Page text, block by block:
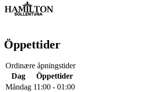
Öppettider
Ordinære åpningstider
Dag
Öppettider
Måndag 11:00 - 01:00